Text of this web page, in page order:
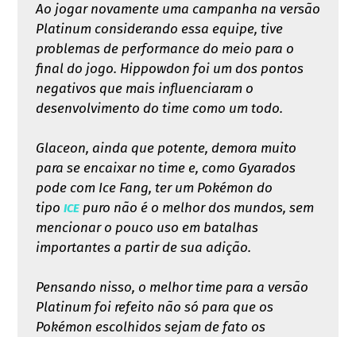
Ao jogar novamente uma campanha na versão
Platinum considerando essa equipe, tive
problemas de performance do meio para o
final do jogo. Hippowdon foi um dos pontos
negativos que mais influenciaram o
desenvolvimento do time como um todo.
Glaceon, ainda que potente, demora muito
para se encaixar no time e, como Gyarados
pode com Ice Fang, ter um Pokémon do
tipo ICEpuro não é o melhor dos mundos, sem
mencionar o pouco uso em batalhas
importantes a partir de sua adição.
Pensando nisso, o melhor time para a versão
Platinum foi refeito não só para que os
Pokémon escolhidos sejam de fato os